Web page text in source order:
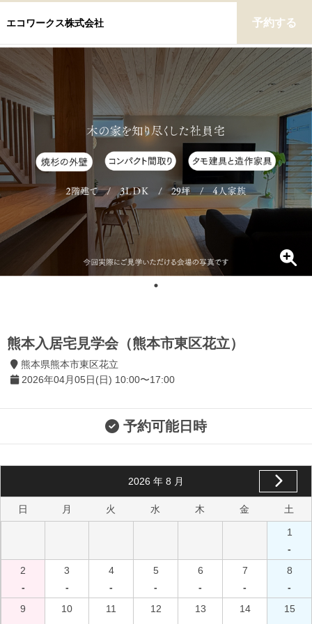
エコワークス株式会社 予約する
熊本入居宅見学会（熊本市東区花立）
熊本県熊本市東区花立
2026年04月05日(日) 10:00〜17:00
予約可能日時
2026 年 8 月
日 月 火 水 木 金 土
1
-
2
-
3
-
4
-
5
-
6
-
7
-
8
-
9
10
11
12
13
14
15